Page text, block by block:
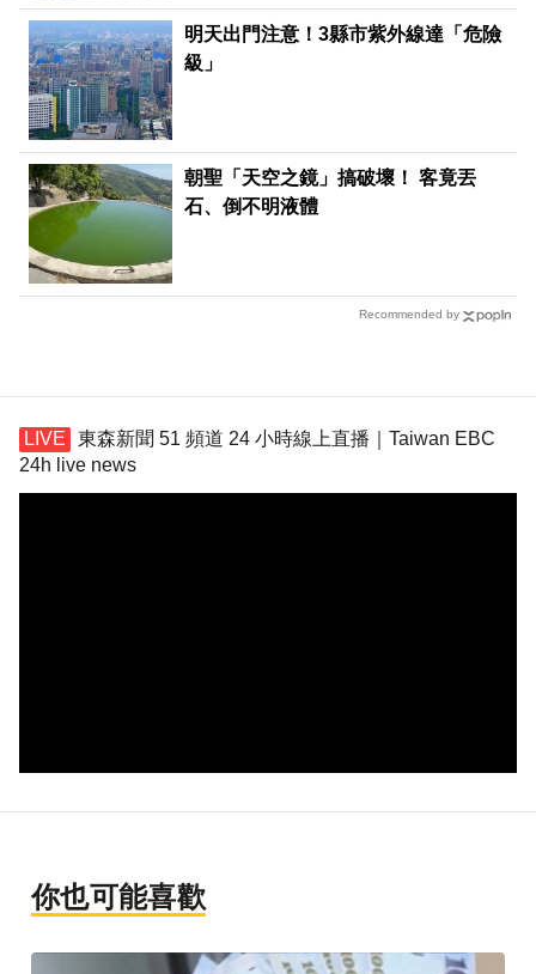
明天出門注意！3縣市紫外線達「危險
級」
朝聖「天空之鏡」搞破壞！ 客竟丟
石、倒不明液體
Recommended by
東森新聞 51 頻道 24 小時線上直播｜Taiwan EBC
24h live news
你也可能喜歡